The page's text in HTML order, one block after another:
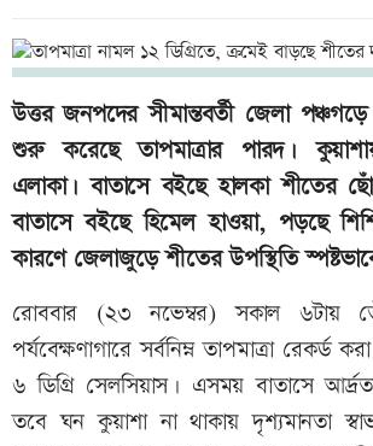
উত্তর জনপদের সীমান্তবর্তী জেলা
শুরু করেছে তাপমাত্রার পারদ।
এলাকা। বাতাসে বইছে হালকা শীতের
বাতাসে বইছে হিমেল হাওয়া, পড়ছে
কারণে জেলাজুড়ে শীতের উপস্থিতি
রোববার (২৩ নভেম্বর) সকাল ৬টায়
পর্যবেক্ষণাগারে সর্বনিম্ন তাপমাত্রা রেকর্ড
৬ ডিগ্রি সেলসিয়াস। এসময় বাতাসে
তবে ঘন কুয়াশা না থাকায় দৃশ্যমানতা